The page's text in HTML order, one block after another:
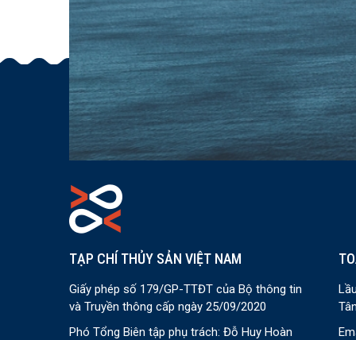
TẠP CHÍ THỦY SẢN VIỆT NAM
Giấy phép số 179/GP-TTĐT của Bộ thông tin
và Truyền thông cấp ngày 25/09/2020
Phó Tổng Biên tập phụ trách: Đỗ Huy Hoàn